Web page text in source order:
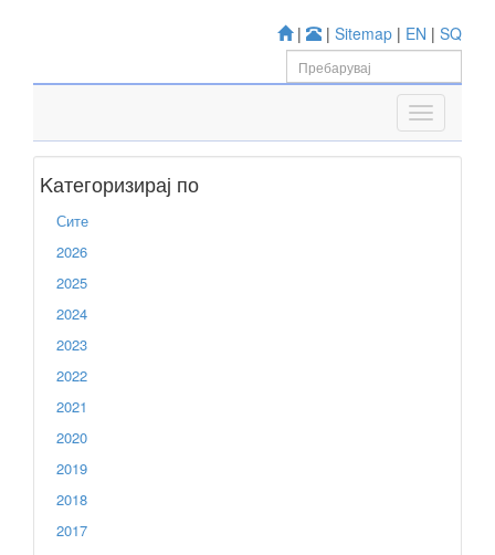
| | Sitemap | EN | SQ
Kатегоризирај по
Сите
2026
2025
2024
2023
2022
2021
2020
2019
2018
2017